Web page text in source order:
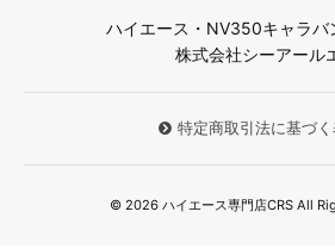
ハイエース・NV350キャラバ
株式会社シーアール
特定商取引法に基づ
© 2026 ハイエース専門店CRS All